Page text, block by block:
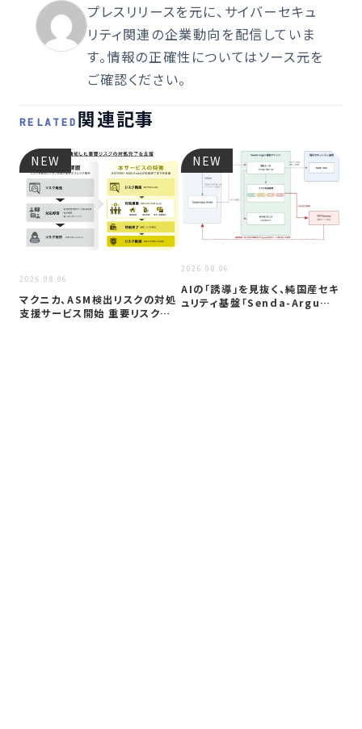
プレスリリースを元に、サイバーセキュ
リティ関連の企業動向を配信していま
す。情報の正確性についてはソース元を
ご確認ください。
RELATED 関連記事
NEW
2026.08.06
マクニカ、ASM検出リスクの対処
支援サービス開始 重要リスク放
NEW
2026.08.06
AIの「誘導」を見抜く、純国産セキ
ュリティ基盤「Senda-Argu…